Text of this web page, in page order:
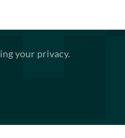
your privacy.